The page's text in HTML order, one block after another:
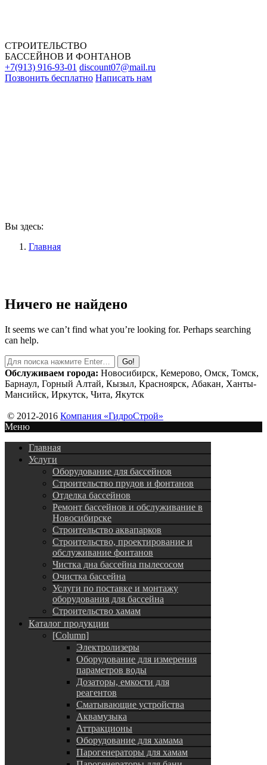
СТРОИТЕЛЬСТВО
БАССЕЙНОВ И ФОНТАНОВ
+7(913) 916-93-01 discount07@mail.ru
Позвонить бесплатно Написать нам
Вы здесь:
Главная
Ничего не найдено
It seems we can’t find what you’re looking for. Perhaps searching
can help.
Обслуживаем города: Новосибирск, Кемерово, Омск, Томск,
Барнаул, Горный Алтай, Кызыл, Красноярск, Абакан, Ханты-
Мансийск, Иркутск, Чита, Якутск
© 2012-2016 Компания «ГидроСтрой»
Меню
Главная
Услуги
Оборудование для бассейнов
Строительство прудов и фонтанов
Отделка бассейнов
Ремонт бассейнов и обслуживание в
Новосибирске
Строительство аквапарков
Строительство, проектирование и
обслуживание фонтанов
Чистка дна бассейна пылесосом
Очистка бассейна
Услуги по поставке и монтажу
оборудования для бассейна
Строительство хамам
Каталог продукции
[Column]
Электролизеры
Оборудование для измерения
параметров воды
Дозаторы, емкости для
реагентов
Сматывающие устройства
Аквамузыка
Аттракционы
Оборудование для хамама
Парогенераторы для хамам